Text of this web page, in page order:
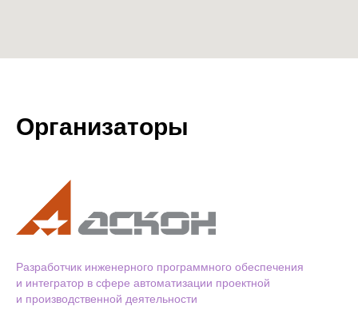
Организаторы
Разработчик инженерного программного обеспечения
и интегратор в сфере автоматизации проектной
и производственной деятельности